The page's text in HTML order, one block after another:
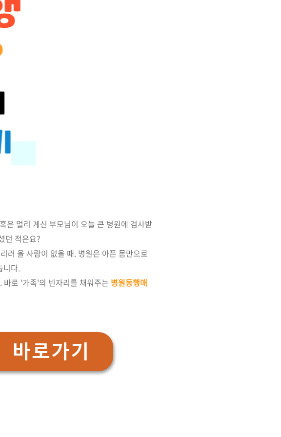
은 멀리 계신 부모님이 오늘 큰 병원에 검사받
던 적은요?
러 올 사람이 없을 때. 병원은 아픈 몸만으로
니다.
로 '가족'의 빈자리를 채워주는 병원동행매
로가기